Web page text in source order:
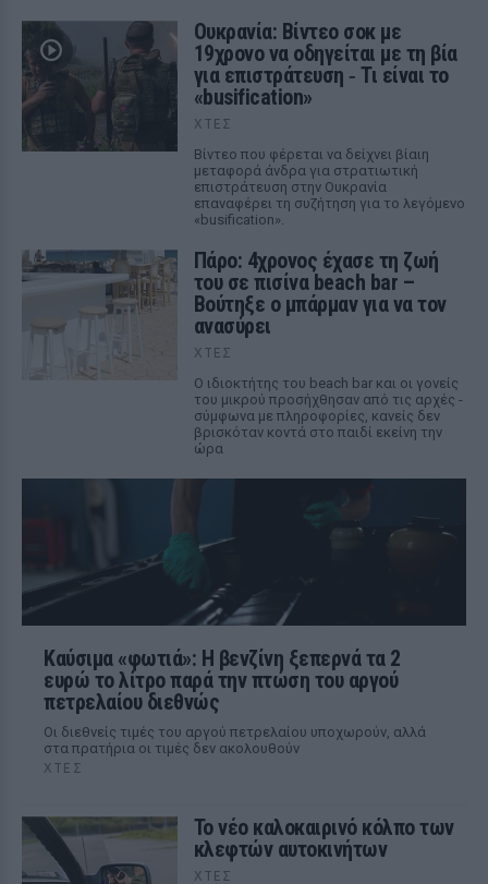
Ουκρανία: Βίντεο σοκ με
19χρονο να οδηγείται με τη βία
για επιστράτευση ‑ Τι είναι το
«busification»
ΧΤΕΣ
Βίντεο που φέρεται να δείχνει βίαιη
μεταφορά άνδρα για στρατιωτική
επιστράτευση στην Ουκρανία
επαναφέρει τη συζήτηση για το λεγόμενο
«busification».
Πάρο: 4χρονος έχασε τη ζωή
του σε πισίνα beach bar –
Βούτηξε ο μπάρμαν για να τον
ανασύρει
ΧΤΕΣ
Ο ιδιοκτήτης του beach bar και οι γονείς
του μικρού προσήχθησαν από τις αρχές -
σύμφωνα με πληροφορίες, κανείς δεν
βρισκόταν κοντά στο παιδί εκείνη την
ώρα
Καύσιμα «φωτιά»: Η βενζίνη ξεπερνά τα 2
ευρώ το λίτρο παρά την πτώση του αργού
πετρελαίου διεθνώς
Οι διεθνείς τιμές του αργού πετρελαίου υποχωρούν, αλλά
στα πρατήρια οι τιμές δεν ακολουθούν
ΧΤΕΣ
Το νέο καλοκαιρινό κόλπο των
κλεφτών αυτοκινήτων
ΧΤΕΣ